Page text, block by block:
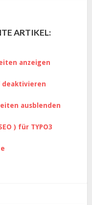
ARTIKEL:
anzeigen
deaktivieren
ausblenden
) für TYPO3